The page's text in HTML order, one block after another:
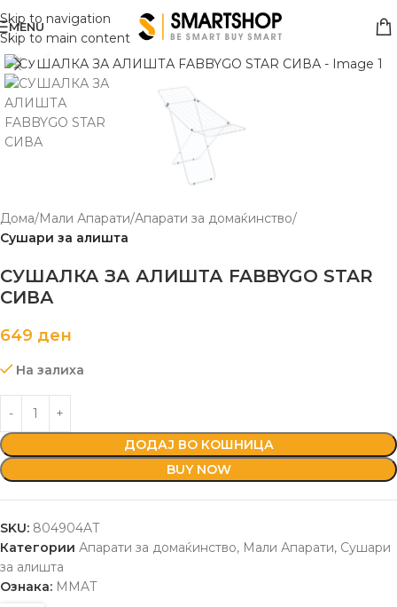
Skip to navigation
Skip to main content
MENU
Click to enlarge
Дома Мали Апарати Апарати за домаќинство
Сушари за алишта
СУШАЛКА ЗА АЛИШТА FABBYGO STAR
СИВА
649 ден
На залиха
ДОДАЈ ВО КОШНИЦА
BUY NOW
SKU: 804904AT
Категории Апарати за домаќинство, Мали Апарати, Сушари
за алишта
Ознака: MMAT